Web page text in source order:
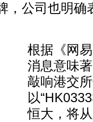
，公司也明确
根据《网
消息意味
敲响港交
以
恒大，将